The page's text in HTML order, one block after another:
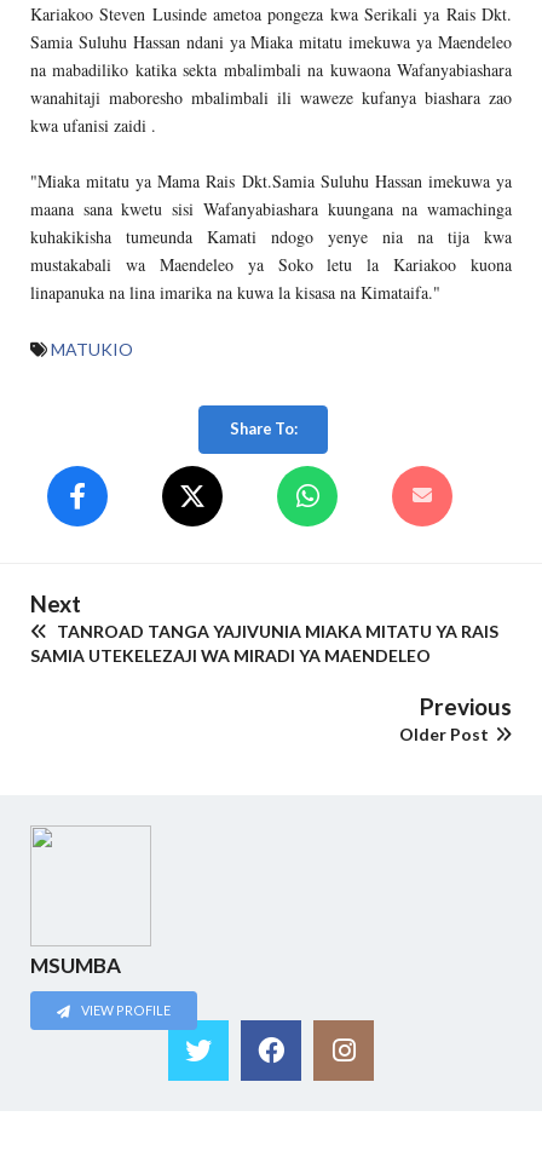
Kariakoo Steven Lusinde ametoa pongeza kwa Serikali ya Rais Dkt.
Samia Suluhu Hassan ndani ya Miaka mitatu imekuwa ya Maendeleo
na mabadiliko katika sekta mbalimbali na kuwaona Wafanyabiashara
wanahitaji maboresho mbalimbali ili waweze kufanya biashara zao
kwa ufanisi zaidi .
"Miaka mitatu ya Mama Rais Dkt.Samia Suluhu Hassan imekuwa ya
maana sana kwetu sisi Wafanyabiashara kuungana na wamachinga
kuhakikisha tumeunda Kamati ndogo yenye nia na tija kwa
mustakabali wa Maendeleo ya Soko letu la Kariakoo kuona
linapanuka na lina imarika na kuwa la kisasa na Kimataifa."
MATUKIO
Share To:
Next
TANROAD TANGA YAJIVUNIA MIAKA MITATU YA RAIS
SAMIA UTEKELEZAJI WA MIRADI YA MAENDELEO
Previous
Older Post
MSUMBA
VIEW PROFILE